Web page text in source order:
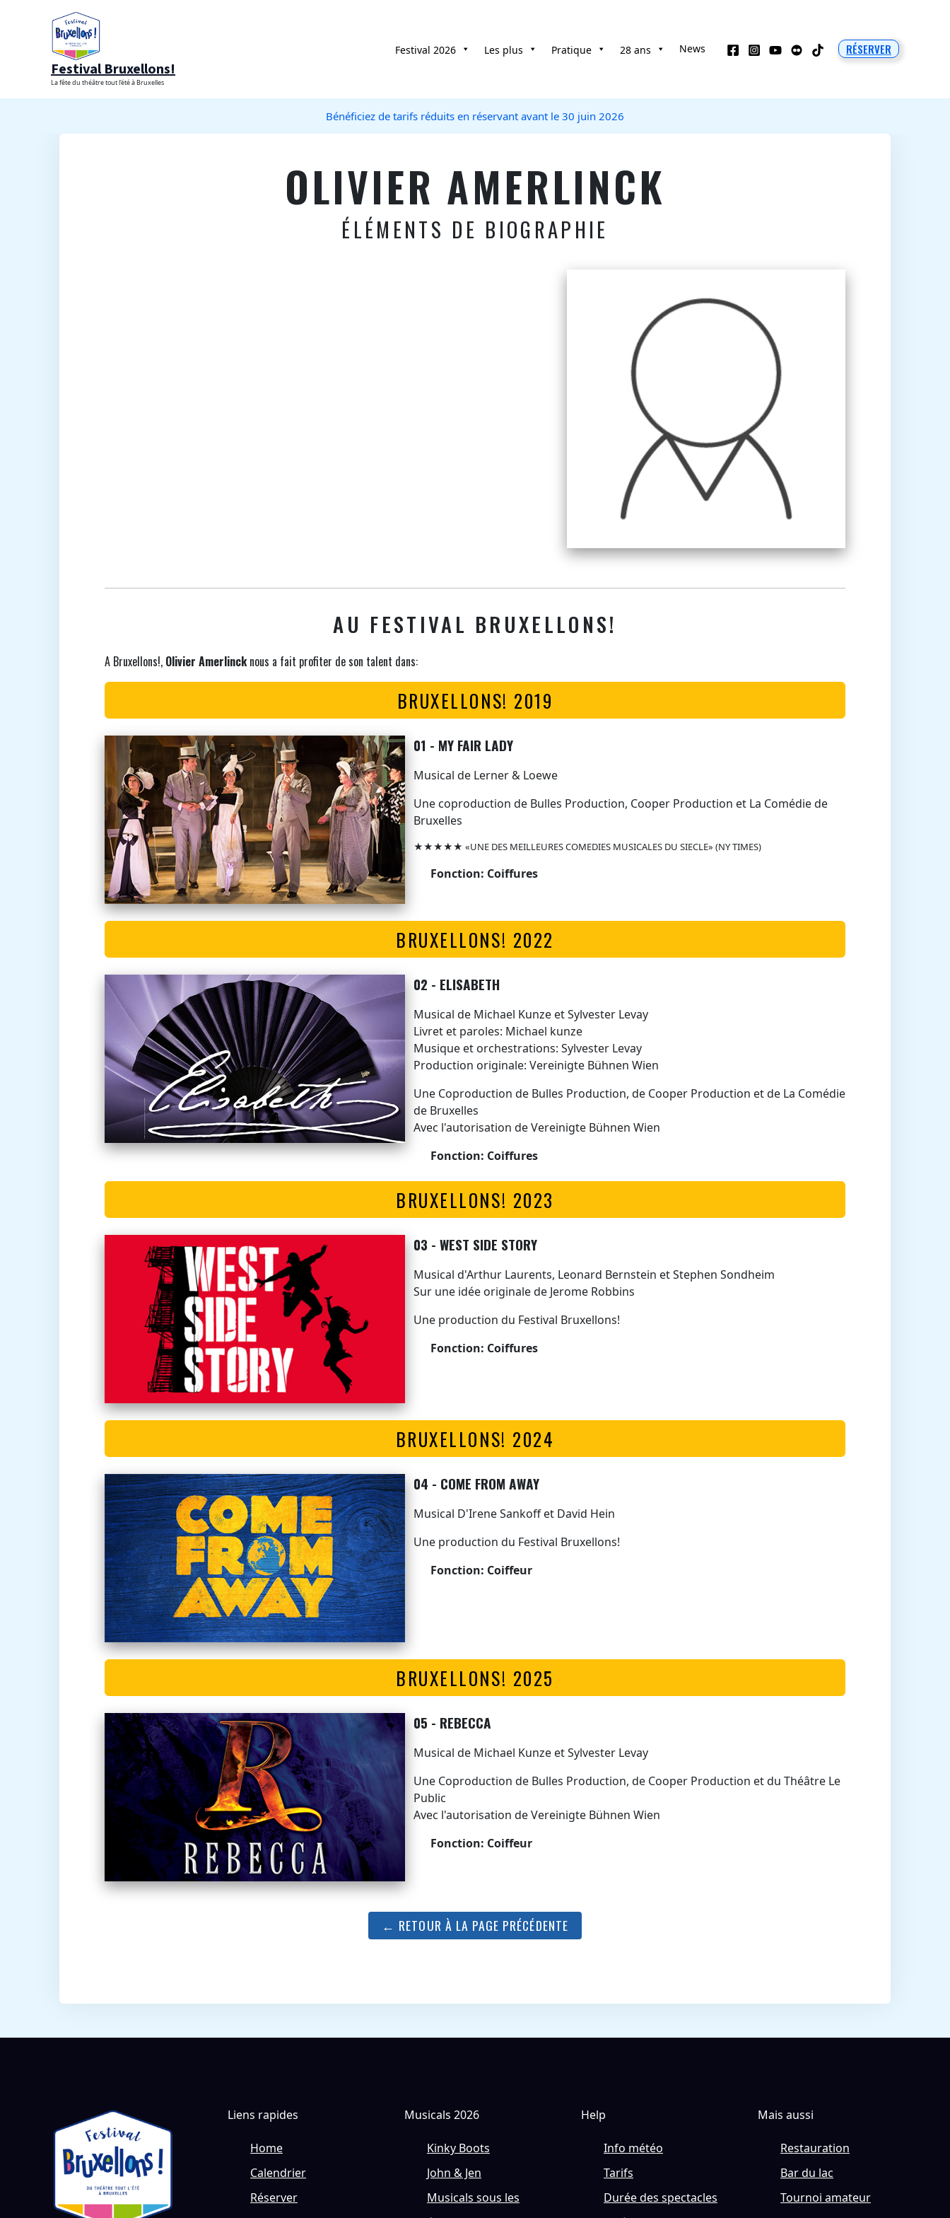
Festival Bruxellons!
La fête du théâtre tout l'été à Bruxelles
Festival 2026 Les plus Pratique 28 ans News RÉSERVER
Bénéficiez de tarifs réduits en réservant avant le 30 juin 2026
OLIVIER AMERLINCK
ÉLÉMENTS DE BIOGRAPHIE
AU FESTIVAL BRUXELLONS!
A Bruxellons!, Olivier Amerlincknous a fait profiter de son talent dans:
BRUXELLONS! 2019
01 - MY FAIR LADY
Musical de Lerner & Loewe
Une coproduction de Bulles Production, Cooper Production et La Comédie de
Bruxelles
★★★★★ «UNE DES MEILLEURES COMEDIES MUSICALES DU SIECLE» (NY TIMES)
Fonction: Coiffures
BRUXELLONS! 2022
02 - ELISABETH
Musical de Michael Kunze et Sylvester Levay
Livret et paroles: Michael kunze
Musique et orchestrations: Sylvester Levay
Production originale: Vereinigte Bühnen Wien
Une Coproduction de Bulles Production, de Cooper Production et de La Comédie
de Bruxelles
Avec l'autorisation de Vereinigte Bühnen Wien
Fonction: Coiffures
BRUXELLONS! 2023
03 - WEST SIDE STORY
Musical d'Arthur Laurents, Leonard Bernstein et Stephen Sondheim
Sur une idée originale de Jerome Robbins
Une production du Festival Bruxellons!
Fonction: Coiffures
BRUXELLONS! 2024
04 - COME FROM AWAY
Musical D'Irene Sankoff et David Hein
Une production du Festival Bruxellons!
Fonction: Coiffeur
BRUXELLONS! 2025
05 - REBECCA
Musical de Michael Kunze et Sylvester Levay
Une Coproduction de Bulles Production, de Cooper Production et du Théâtre Le
Public
Avec l'autorisation de Vereinigte Bühnen Wien
Fonction: Coiffeur
← RETOUR À LA PAGE PRÉCÉDENTE
Liens rapides
Home
Calendrier
Réserver
Musicals 2026
Kinky Boots
John & Jen
Musicals sous les
Help
Info météo
Tarifs
Durée des spectacles
Mais aussi
Restauration
Bar du lac
Tournoi amateur